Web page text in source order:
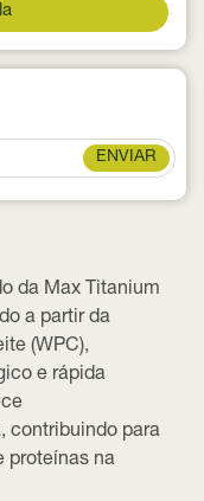
ENVIAR
da Max Titanium
a partir da
(WPC),
e rápida
, contribuindo para
proteínas na